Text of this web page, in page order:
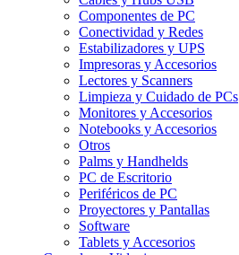
Componentes de PC
Conectividad y Redes
Estabilizadores y UPS
Impresoras y Accesorios
Lectores y Scanners
Limpieza y Cuidado de PCs
Monitores y Accesorios
Notebooks y Accesorios
Otros
Palms y Handhelds
PC de Escritorio
Periféricos de PC
Proyectores y Pantallas
Software
Tablets y Accesorios